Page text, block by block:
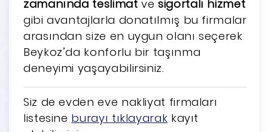
zamanında teslimat vesigortalı hizmet
gibi avantajlarla donatılmış bu firmalar
arasından size en uygun olanı seçerek
Beykoz’da konforlu bir taşınma
deneyimi yaşayabilirsiniz.
Siz de evden eve nakliyat firmaları
listesine burayı tıklayarak kayıt